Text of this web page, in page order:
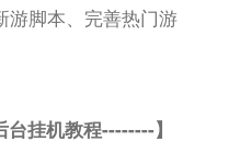
游脚本、完善热门游
台挂机教程--------】